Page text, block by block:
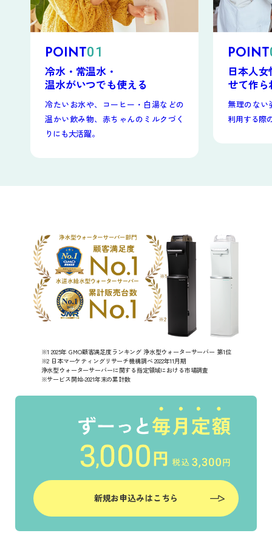
POINT 01
冷水・常温水・
温水がいつでも使える
冷たいお水や、コーヒー・白湯などの
温かい飲み物、赤ちゃんのミルクづく
りにも大活躍。
POINT
日本人
せて作ら
無理のない
利用する際
※1 2025年 GMO顧客満足度ランキング 浄水型ウォーターサーバー 第1位
※2 日本マーケティングリサーチ機構調べ 2022年11月期
浄水型ウォーターサーバーに関する指定領域における市場調査
※サービス開始-2021年末の累計数
新規お申込みはこちら